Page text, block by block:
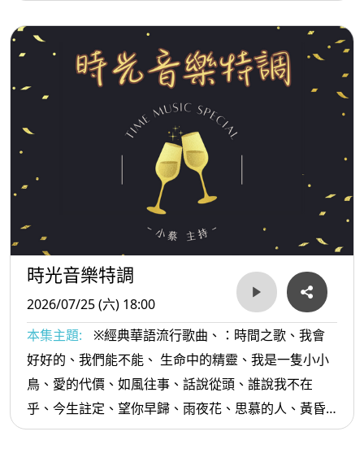
Go Go Go逗陣走、阿娜答...等。
時光音樂特調
2026/07/25 (六) 18:00
本集主題:
※經典華語流行歌曲、：時間之歌、我會
好好的、我們能不能、 生命中的精靈、我是一隻小小
鳥、愛的代價、如風往事、話說從頭、誰說我不在
乎、今生註定、望你早歸、雨夜花、思慕的人、黃昏
的故鄉...等。